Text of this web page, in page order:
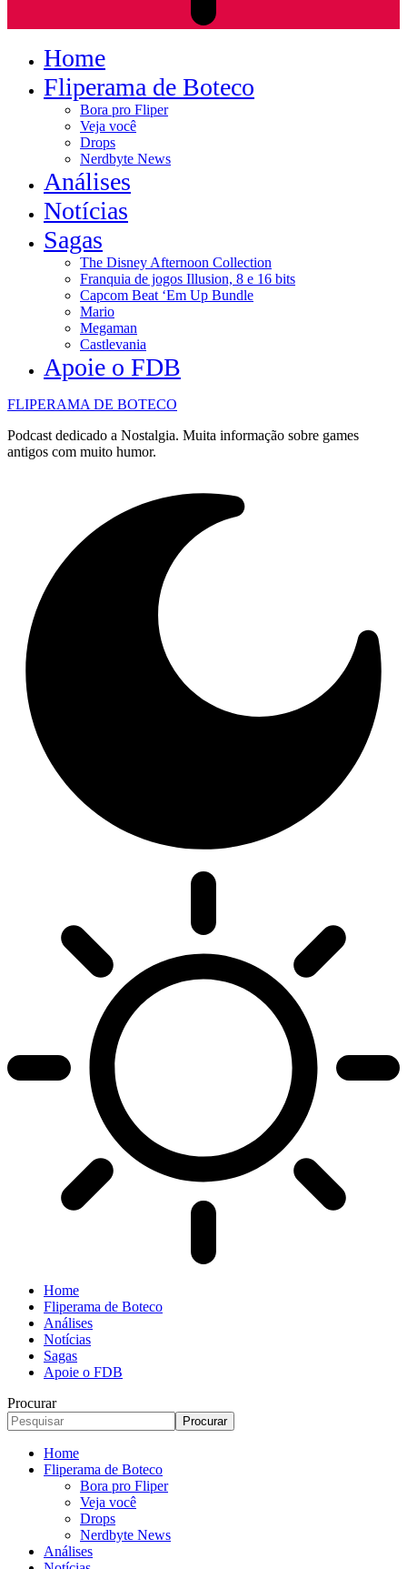
Home
Fliperama de Boteco
Bora pro Fliper
Veja você
Drops
Nerdbyte News
Análises
Notícias
Sagas
The Disney Afternoon Collection
Franquia de jogos Illusion, 8 e 16 bits
Capcom Beat ‘Em Up Bundle
Mario
Megaman
Castlevania
Apoie o FDB
FLIPERAMA DE BOTECO
Podcast dedicado a Nostalgia. Muita informação sobre games
antigos com muito humor.
Home
Fliperama de Boteco
Análises
Notícias
Sagas
Apoie o FDB
Procurar
Home
Fliperama de Boteco
Bora pro Fliper
Veja você
Drops
Nerdbyte News
Análises